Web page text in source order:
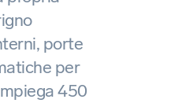
porte
per
450